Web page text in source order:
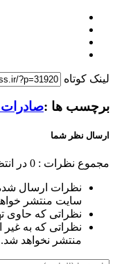
لینک کوتاه
برچسب ها :صادرات
ارسال نظر شما
مجموع نظرات : 0 در
نظرات ارسال
سایت منتشر
نظراتی که حاوی
نظراتی که به غیر
منتشر نخواهد شد.